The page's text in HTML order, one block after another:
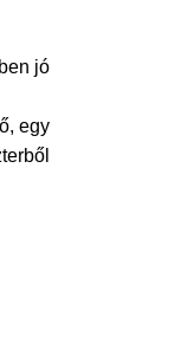
jó
egy